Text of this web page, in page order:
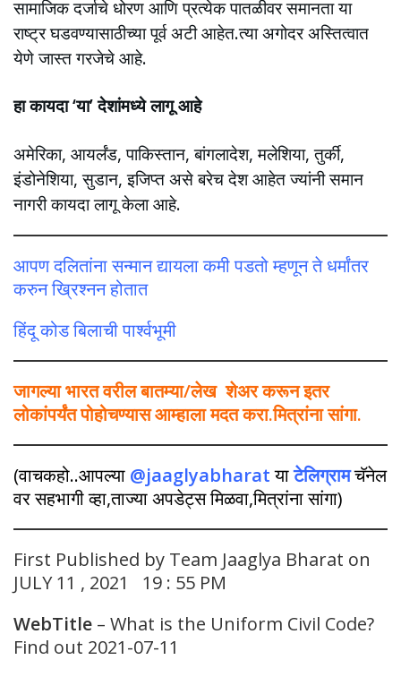
सामाजिक दर्जाचे धोरण आणि प्रत्येक पातळीवर समानता या
राष्ट्र घडवण्यासाठीच्या पूर्व अटी आहेत.त्या अगोदर अस्तित्वात
येणे जास्त गरजेचे आहे.
हा कायदा ‘या’ देशांमध्ये लागू आहे
अमेरिका, आयर्लंड, पाकिस्तान, बांगलादेश, मलेशिया, तुर्की,
इंडोनेशिया, सुडान, इजिप्त असे बरेच देश आहेत ज्यांनी समान
नागरी कायदा लागू केला आहे.
आपण दलितांना सन्मान द्यायला कमी पडतो म्हणून ते धर्मांतर
करुन ख्रिश्नन होतात
हिंदू कोड बिलाची पार्श्वभूमी
जागल्या भारत वरील बातम्या/लेख शेअर करून इतर
लोकांपर्यंत पोहोचण्यास आम्हाला मदत करा.मित्रांना सांगा.
(वाचकहो..आपल्या @jaaglyabharat याटेलिग्रामचॅनेल
वर सहभागी व्हा,ताज्या अपडेट्स मिळवा,मित्रांना सांगा)
First Published by Team Jaaglya Bharat on
JULY 11 , 2021 19 : 55 PM
WebTitle – What is the Uniform Civil Code?
Find out 2021-07-11